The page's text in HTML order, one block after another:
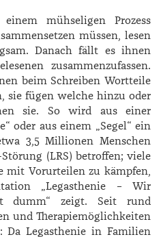
mühseligen Prozess
müssen, lesen
Danach fällt es ihnen
zusammenzufassen.
beim Schreiben Wortteile
sie fügen welche hinzu oder
sie. So wird aus einer
oder aus einem „Segel“ ein
3,5 Millionen Menschen
(LRS) betroffen; viele
mit Vorurteilen zu kämpfen,
„Legasthenie – Wir
dumm“ zeigt. Seit rund
und Therapiemöglichkeiten
Da Legasthenie in Familien